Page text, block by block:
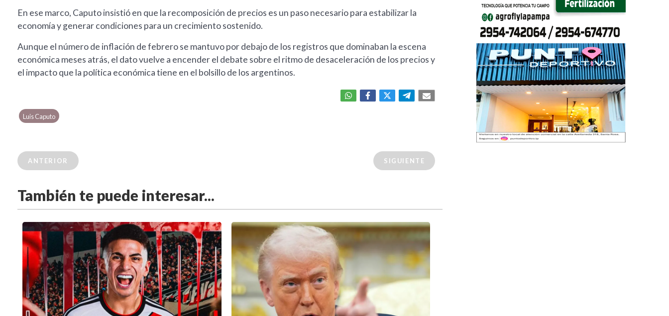
En ese marco, Caputo insistió en que la recomposición de precios es un paso necesario para estabilizar la
economía y generar condiciones para un crecimiento sostenido.
Aunque el número de inflación de febrero se mantuvo por debajo de los registros que dominaban la escena
económica meses atrás, el dato vuelve a encender el debate sobre el ritmo de desaceleración de los precios y
el impacto que la política económica tiene en el bolsillo de los argentinos.
Luis Caputo
ANTERIOR SIGUIENTE
También te puede interesar...